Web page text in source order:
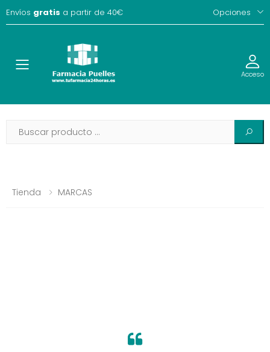
Envíos gratis a partir de 40€ Opciones
Toggle Acceso
Tienda MARCAS